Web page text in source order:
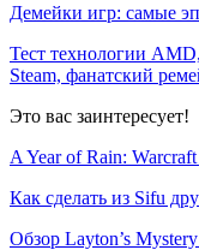
Демейки игр: самые
Тест технологии
Steam, фанатский
Это вас заинтересует!
A Year of Rain:
Как сделать из Sifu
Обзор Layton’s